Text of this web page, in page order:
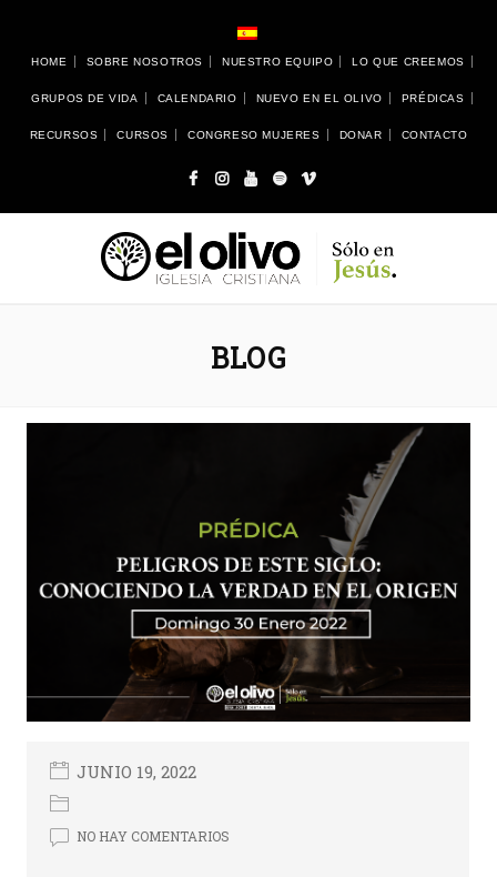
HOME SOBRE NOSOTROS NUESTRO EQUIPO LO QUE CREEMOS
GRUPOS DE VIDA CALENDARIO NUEVO EN EL OLIVO PRÉDICAS
RECURSOS CURSOS CONGRESO MUJERES DONAR CONTACTO
BLOG
JUNIO 19, 2022
NO HAY COMENTARIOS